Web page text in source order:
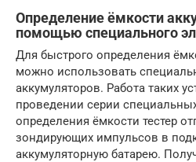
Определение ёмкости
помощью специального
Для быстрого определения
можно использовать
аккумуляторов. Работа таких
проведении серии
определения ёмкости тестер
зондирующих импульсов в
аккумуляторную батарею.